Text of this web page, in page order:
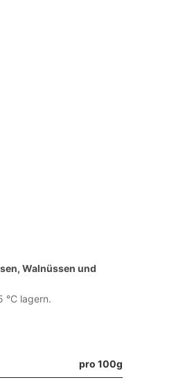
Walnüssen und
°C lagern.
pro 100g